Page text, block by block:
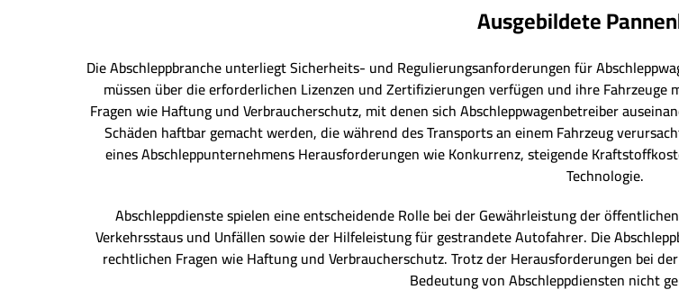
Ausgebildete
Die Abschleppbranche unterliegt Sicherheits- und Regulierungsanforderungen für
müssen über die erforderlichen Lizenzen und Zertifizierungen verfügen und ihre
Fragen wie Haftung und Verbraucherschutz, mit denen sich Abschleppwagenbetreiber
Schäden haftbar gemacht werden, die während des Transports an einem Fahrzeug
eines Abschleppunternehmens Herausforderungen wie Konkurrenz, steigende
Technologie.
Abschleppdienste spielen eine entscheidende Rolle bei der Gewährleistung der
Verkehrsstaus und Unfällen sowie der Hilfeleistung für gestrandete Autofahrer. Die
rechtlichen Fragen wie Haftung und Verbraucherschutz. Trotz der Herausforderungen bei
Bedeutung von Abschleppdiensten nicht